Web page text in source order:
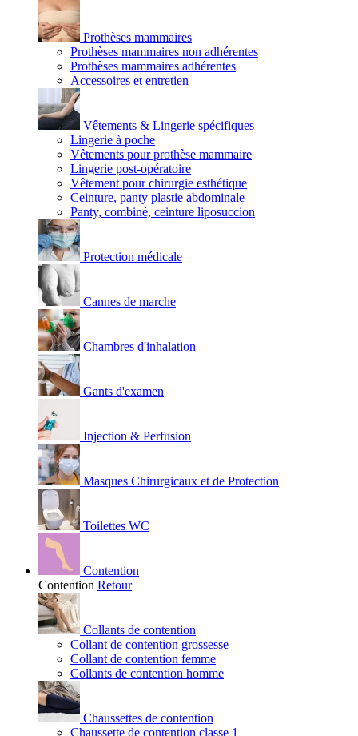
Prothèses mammaires
Prothèses mammaires non adhérentes
Prothèses mammaires adhérentes
Accessoires et entretien
Vêtements & Lingerie spécifiques
Lingerie à poche
Vêtements pour prothèse mammaire
Lingerie post-opératoire
Vêtement pour chirurgie esthétique
Ceinture, panty plastie abdominale
Panty, combiné, ceinture liposuccion
Protection médicale
Cannes de marche
Chambres d'inhalation
Gants d'examen
Injection & Perfusion
Masques Chirurgicaux et de Protection
Toilettes WC
Contention
Contention Retour
Collants de contention
Collant de contention grossesse
Collant de contention femme
Collants de contention homme
Chaussettes de contention
Chaussette de contention classe 1